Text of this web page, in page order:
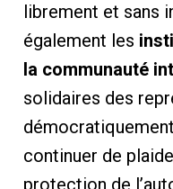
librement et sans
également les
la communauté
solidaires des
continuer de
protection de